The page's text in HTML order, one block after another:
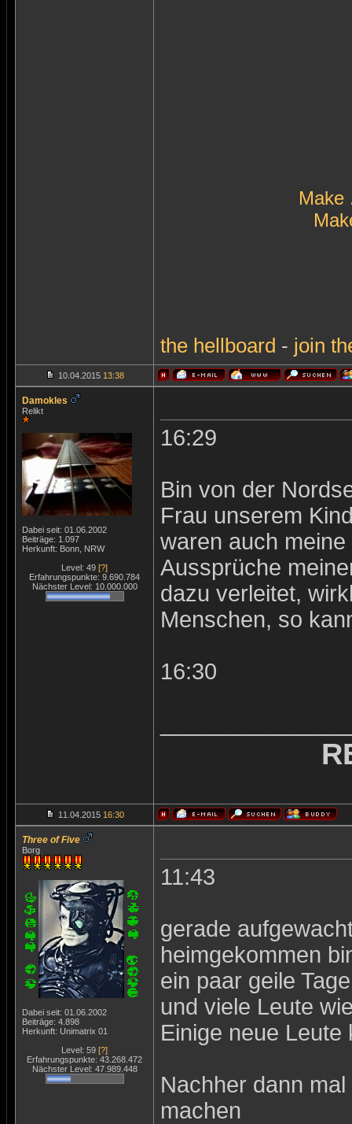
Make
the hellboard - join
10.04.2015 13:38
Damokles
Relikt
Dabei seit: 01.06.2002
Beiträge: 1.097
Herkunft: Bonn, NRW
Level: 49 [?]
Erfahrungspunkte: 9.690.784
Nächster Level: 10.000.000
16:29
Bin von der
Frau unserem
waren auch
Aussprüche
dazu verleitet,
Menschen, so
16:30
11.04.2015 16:30
Three of Five
Borg
Dabei seit: 01.06.2002
Beiträge: 4.898
Herkunft: Unimatrix 01
Level: 59 [?]
Erfahrungspunkte: 43.268.472
Nächster Level: 47.989.448
11:43
gerade
heimgekommen
ein paar geile
und viele Leute
Einige neue
Nachher dann
machen